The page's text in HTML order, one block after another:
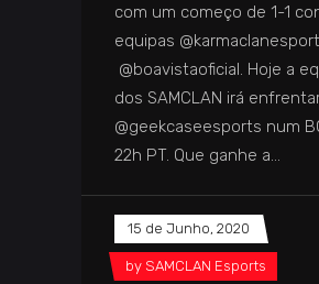
com um começo de 1-1
equipas
@boavistaoficial. Hoje a
dos SAMCLAN irá
@geekcaseesports num
22h PT. Que ganhe a
15 de Junho, 2020
by SAMCLAN Esports